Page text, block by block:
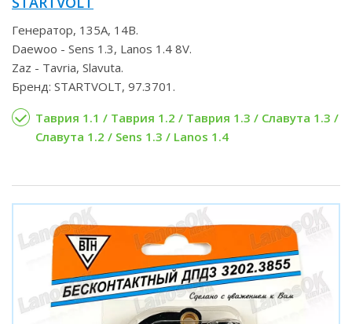
Генератор, 135А, 14В.
Daewoo - Sens 1.3, Lanos 1.4 8V.
Zaz - Tavria, Slavuta.
Бренд: STARTVOLT, 97.3701.
Таврия 1.1 / Таврия 1.2 / Таврия 1.3 / Славута 1.3 /
Славута 1.2 / Sens 1.3 / Lanos 1.4